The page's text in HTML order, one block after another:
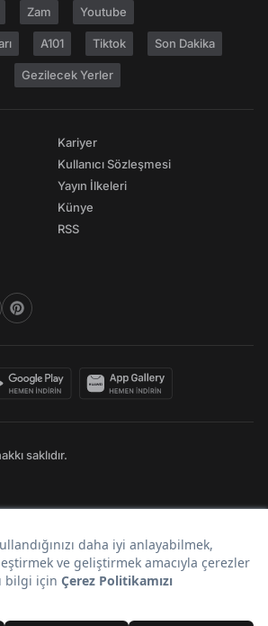
Zam Youtube
A101 Tiktok Son Dakika
Gezilecek Yerler
Kariyer
Kullanıcı Sözleşmesi
Yayın İlkeleri
Künye
RSS
saklıdır.
markasıdır.